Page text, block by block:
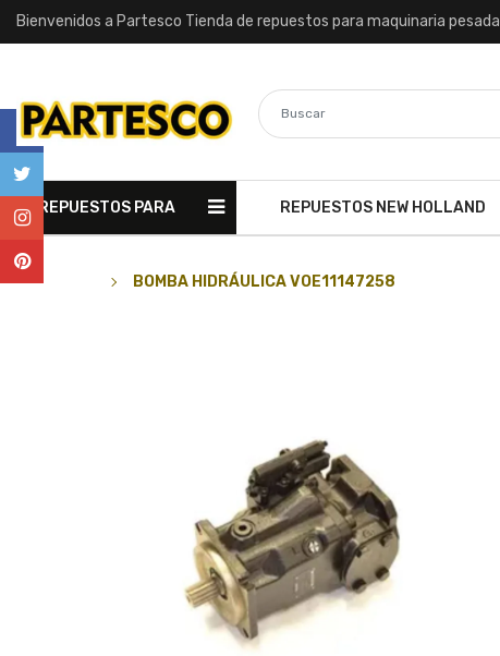
Bienvenidos a Partesco Tienda de repuestos para maquinaria pesada
REPUESTOS PARA REPUESTOS NEW HOLLAND
BOMBA HIDRÁULICA VOE11147258